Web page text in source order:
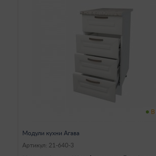
Модули кухни Агава
Артикул: 21-640-3